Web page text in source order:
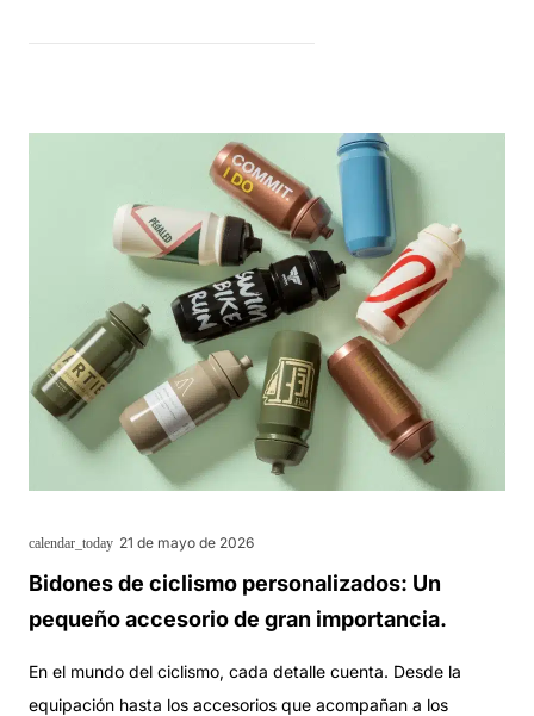
calendar_today 21 de mayo de 2026
Bidones de ciclismo personalizados: Un
pequeño accesorio de gran importancia.
En el mundo del ciclismo, cada detalle cuenta. Desde la
equipación hasta los accesorios que acompañan a los